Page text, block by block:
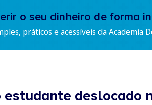
o seu dinheiro de forma
práticos e acessíveis da Academia
estudante deslocado